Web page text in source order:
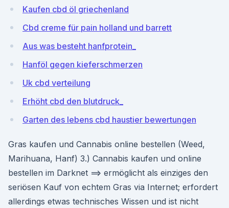
Kaufen cbd öl griechenland
Cbd creme für pain holland und barrett
Aus was besteht hanfprotein_
Hanföl gegen kieferschmerzen
Uk cbd verteilung
Erhöht cbd den blutdruck_
Garten des lebens cbd haustier bewertungen
Gras kaufen und Cannabis online bestellen (Weed,
Marihuana, Hanf) 3.) Cannabis kaufen und online
bestellen im Darknet ==> ermöglicht als einziges den
seriösen Kauf von echtem Gras via Internet; erfordert
allerdings etwas technisches Wissen und ist nicht